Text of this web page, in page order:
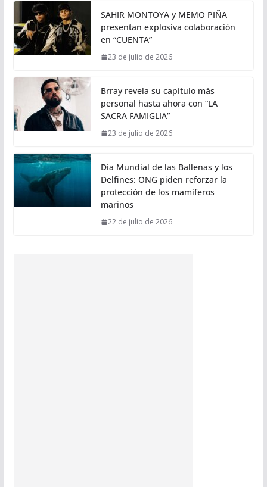
SAHIR MONTOYA y MEMO PIÑA
presentan explosiva colaboración
en “CUENTA”
23 de julio de 2026
Brray revela su capítulo más
personal hasta ahora con “LA
SACRA FAMIGLIA”
23 de julio de 2026
Día Mundial de las Ballenas y los
Delfines: ONG piden reforzar la
protección de los mamíferos
marinos
22 de julio de 2026